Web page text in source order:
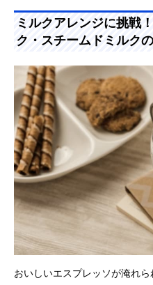
ミルクアレンジに挑戦
ク・スチームドミルク
おいしいエスプレッソが淹れ